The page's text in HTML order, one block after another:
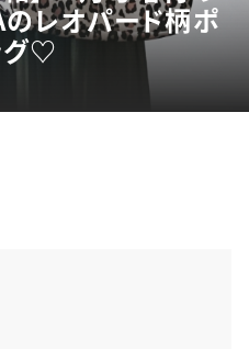
レオパード柄ポ
グ♡